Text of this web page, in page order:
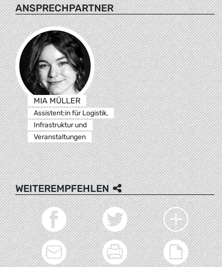
ANSPRECHPARTNER
MIA MÜLLER
Assistent:in für Logistik,
Infrastruktur und
Veranstaltungen
WEITEREMPFEHLEN